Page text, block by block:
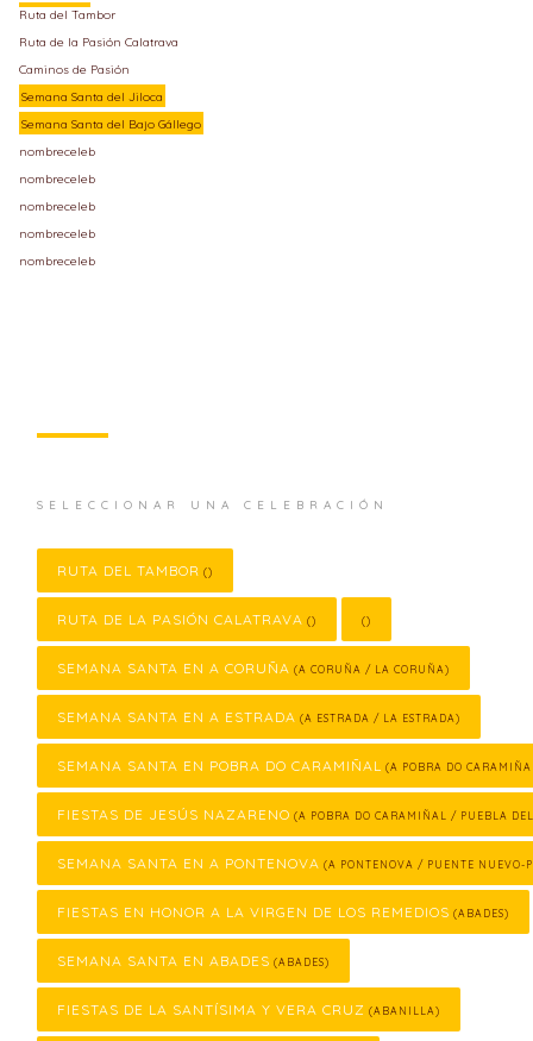
Ruta del Tambor
Ruta de la Pasión Calatrava
Caminos de Pasión
Semana Santa del Jiloca
Semana Santa del Bajo Gállego
nombreceleb
nombreceleb
nombreceleb
nombreceleb
nombreceleb
SELECCIONAR UNA CELEBRACIÓN
RUTA DEL TAMBOR ()
RUTA DE LA PASIÓN CALATRAVA () ()
SEMANA SANTA EN A CORUÑA (A CORUÑA / LA CORUÑA)
SEMANA SANTA EN A ESTRADA (A ESTRADA / LA ESTRADA)
SEMANA SANTA EN POBRA DO CARAMIÑAL (A POBRA DO
FIESTAS DE JESÚS NAZARENO (A POBRA DO CARAMIÑAL / PUEBLA
SEMANA SANTA EN A PONTENOVA (A PONTENOVA / PUENTE NUEVO-
FIESTAS EN HONOR A LA VIRGEN DE LOS REMEDIOS (ABADES)
SEMANA SANTA EN ABADES (ABADES)
FIESTAS DE LA SANTÍSIMA Y VERA CRUZ (ABANILLA)